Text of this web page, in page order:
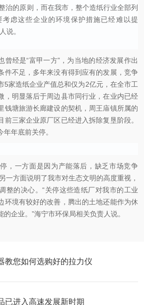
治的原则，而在我市，整个造纸行业全部列
虑这些企业的环境保护措施已经难以提
说。
曾经是“富甲一方” ，为当地的经济发展作出
件不足，多年来没有得到应有的发展，竞争
5家造纸企业产值总和仅为2亿元，在全市工
，明显落后于周边县市同行业，在业内已经
钱塘旅游长廊建设的契机，周王庙镇所属的
前三家企业原厂区已经进入拆除复垦阶段。
年底前关停。
一方面是因为产能落后，缺乏市场竞争
另一方面说明了我市对生态文明的高度重视，
整的决心。“关停这些造纸厂对我市的工业
环境有较好的改善，腾出的土地还能作为休
企业。 ”海宁市环保局相关负责人说。
教您如何选购好的拉力仪
已进入高速发展新时期